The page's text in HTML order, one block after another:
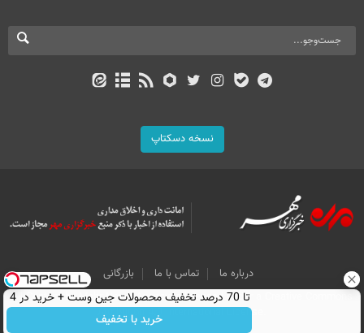
نسخه دسکتاپ
درباره ما تماس با ما
بازرگانی
All Content by Mehr News Agency is licensed under a Creative Commons
Attribution 4.0 International License.
تا 70 درصد تخفیف محصولات جین وست + خرید در 4
قسط
خرید با تخفیف